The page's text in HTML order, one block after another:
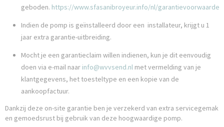
geboden. https://www.sfasanibroyeur.info/nl/garantievoorwaarden
Indien de pomp is geïnstalleerd door een installateur, krijgt u 1
jaar extra garantie-uitbreiding.
Mocht je een garantieclaim willen indienen, kun je dit eenvoudig
doen via e-mail naar info@wvvsend.nl met vermelding van je
klantgegevens, het toesteltype en een kopie van de
aankoopfactuur.
Dankzij deze on-site garantie ben je verzekerd van extra servicegemak
en gemoedsrust bij gebruik van deze hoogwaardige pomp.